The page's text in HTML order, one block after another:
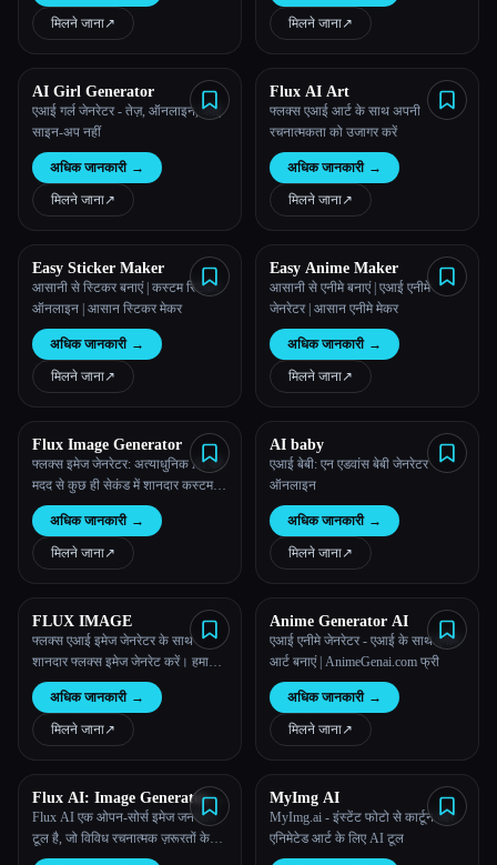
मिलने जाना↗︎ मिलने जाना↗︎
AI Girl Generator
एआई गर्ल जेनरेटर - तेज़, ऑनलाइन, कोई
साइन-अप नहीं
अधिक जानकारी →
मिलने जाना↗︎
Flux AI Art
फ्लक्स एआई आर्ट के साथ अपनी
रचनात्मकता को उजागर करें
अधिक जानकारी →
मिलने जाना↗︎
Easy Sticker Maker
आसानी से स्टिकर बनाएं | कस्टम स्टिकर
ऑनलाइन | आसान स्टिकर मेकर
अधिक जानकारी →
मिलने जाना↗︎
Easy Anime Maker
आसानी से एनीमे बनाएं | एआई एनीमे
जेनरेटर | आसान एनीमे मेकर
अधिक जानकारी →
मिलने जाना↗︎
Flux Image Generator
फ्लक्स इमेज जेनरेटर: अत्याधुनिक AI की
मदद से कुछ ही सेकंड में शानदार कस्टम
इमेज बनाएं।
अधिक जानकारी →
मिलने जाना↗︎
AI baby
एआई बेबी: एन एडवांस बेबी जेनरेटर
ऑनलाइन
अधिक जानकारी →
मिलने जाना↗︎
FLUX IMAGE
फ्लक्स एआई इमेज जेनरेटर के साथ
शानदार फ्लक्स इमेज जेनरेट करें। हमारा
मुफ़्त ऑनलाइन फ़्लक्स इमेज जनरेटर
अनोखा फ़्लक्स आर्ट बनाने के लिए एडवांस
AI का उपयोग करता है। फ़्लक्स इमेज
मॉडल ट्राई करें और अब अपनी खुद की
अधिक जानकारी →
मिलने जाना↗︎
Anime Generator AI
एआई एनीमे जेनरेटर - एआई के साथ एनीमे
आर्ट बनाएं | AnimeGenai.com फ्री
अधिक जानकारी →
मिलने जाना↗︎
Flux AI: Image Generator
With Flux.1
Flux AI एक ओपन-सोर्स इमेज जनरेशन
टूल है, जो विविध रचनात्मक ज़रूरतों के
लिए विभिन्न मॉडल विकल्पों के साथ
MyImg AI
MyImg.ai - इंस्टेंट फोटो से कार्टून और
एनिमेटेड आर्ट के लिए AI टूल